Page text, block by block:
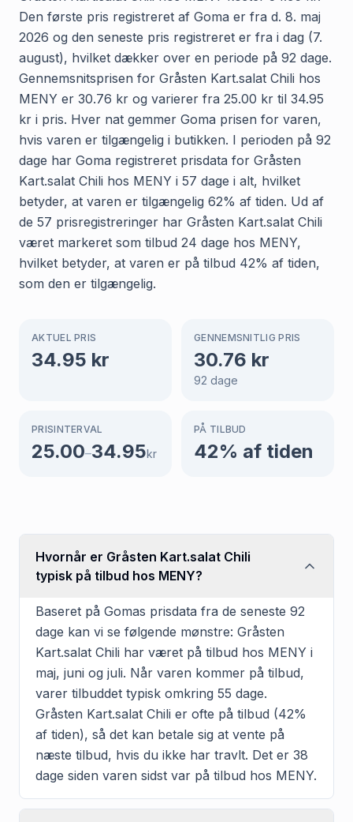
Den første pris registreret af Goma er fra d. 8. maj
2026 og den seneste pris registreret er fra i dag (7.
august), hvilket dækker over en periode på 92 dage.
Gennemsnitsprisen for Gråsten Kart.salat Chili hos
MENY er 30.76 kr og varierer fra 25.00 kr til 34.95
kr i pris. Hver nat gemmer Goma prisen for varen,
hvis varen er tilgængelig i butikken. I perioden på 92
dage har Goma registreret prisdata for Gråsten
Kart.salat Chili hos MENY i 57 dage i alt, hvilket
betyder, at varen er tilgængelig 62% af tiden. Ud af
de 57 prisregistreringer har Gråsten Kart.salat Chili
været markeret som tilbud 24 dage hos MENY,
hvilket betyder, at varen er på tilbud 42% af tiden,
som den er tilgængelig.
AKTUEL PRIS
34.95 kr
GENNEMSNITLIG PRIS
30.76 kr
92 dage
PRISINTERVAL
25.00–34.95kr
PÅ TILBUD
42% af tiden
Hvornår er Gråsten Kart.salat Chili
typisk på tilbud hos MENY?
Baseret på Gomas prisdata fra de seneste 92
dage kan vi se følgende mønstre: Gråsten
Kart.salat Chili har været på tilbud hos MENY i
maj, juni og juli. Når varen kommer på tilbud,
varer tilbuddet typisk omkring 55 dage.
Gråsten Kart.salat Chili er ofte på tilbud (42%
af tiden), så det kan betale sig at vente på
næste tilbud, hvis du ikke har travlt. Det er 38
dage siden varen sidst var på tilbud hos MENY.